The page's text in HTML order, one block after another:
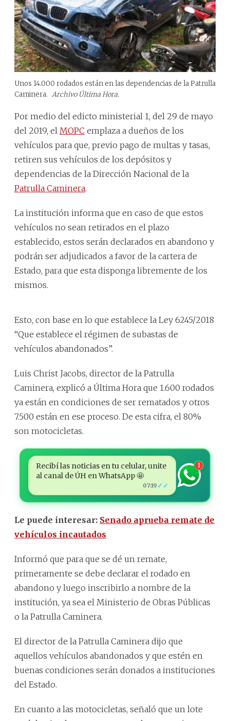
Unos 14.000 rodados están en las dependencias de la Patrulla
Caminera. Archivo Última Hora.
Por medio del edicto ministerial 1, del 29 de mayo
del 2019, el MOPC emplaza a dueños de los
vehículos para que, previo pago de multas y tasas,
retiren sus vehículos de los depósitos y
dependencias de la Dirección Nacional de la
Patrulla Caminera.
La institución informa que en caso de que estos
vehículos no sean retirados en el plazo
establecido, estos serán declarados en abandono y
podrán ser adjudicados a favor de la cartera de
Estado, para que esta disponga libremente de los
mismos.
Esto, con base en lo que establece la Ley 6245/2018
“Que establece el régimen de subastas de
vehículos abandonados”.
Luis Christ Jacobs, director de la Patrulla
Caminera, explicó a Última Hora que 1.600 rodados
ya están en condiciones de ser rematados y otros
7.500 están en ese proceso. De esta cifra, el 80%
son motocicletas.
Recibí las noticias en tu celular, unite
al canal de ÚH en WhatsApp 🤩
07:19 ✓✓
1
Le puede interesar: Senado aprueba remate de
vehículos incautados
Informó que para que se dé un remate,
primeramente se debe declarar el rodado en
abandono y luego inscribirlo a nombre de la
institución, ya sea el Ministerio de Obras Públicas
o la Patrulla Caminera.
El director de la Patrulla Caminera dijo que
aquellos vehículos abandonados y que estén en
buenas condiciones serán donados a instituciones
del Estado.
En cuanto a las motocicletas, señaló que un lote